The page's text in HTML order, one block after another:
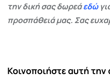
την δική σας δωρεάεδώ
προσπάθειά μας. Σας
Κοινοποιήστε αυτή